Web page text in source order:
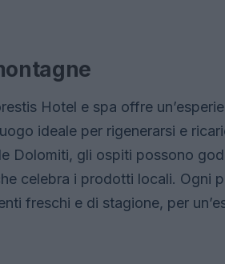
Hotel e spa offre
ideale per rigenerarsi e
Dolomiti, gli ospiti possono
celebra i prodotti locali. Ogni
freschi e di stagione, per